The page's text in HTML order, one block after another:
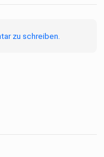
zu schreiben.